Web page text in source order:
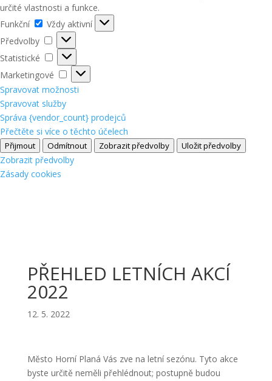
určité vlastnosti a funkce.
Funkční
Funkční
Vždy aktivní
Předvolby
Předvolby
Statistické
Statistické
Marketingové
Marketingové
Spravovat možnosti
Spravovat služby
Správa {vendor_count} prodejců
Přečtěte si více o těchto účelech
Přijmout Odmítnout Zobrazit předvolby Uložit předvolby
Zobrazit předvolby
Zásady cookies
PŘEHLED LETNÍCH AKCÍ
2022
12. 5. 2022
Město Horní Planá Vás zve na letní sezónu. Tyto akce
byste určitě neměli přehlédnout; postupně budou